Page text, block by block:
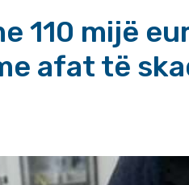
110 mijë
afat të